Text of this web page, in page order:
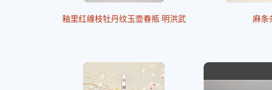
釉里红缠枝牡丹纹玉壶春瓶 明洪武 麻条